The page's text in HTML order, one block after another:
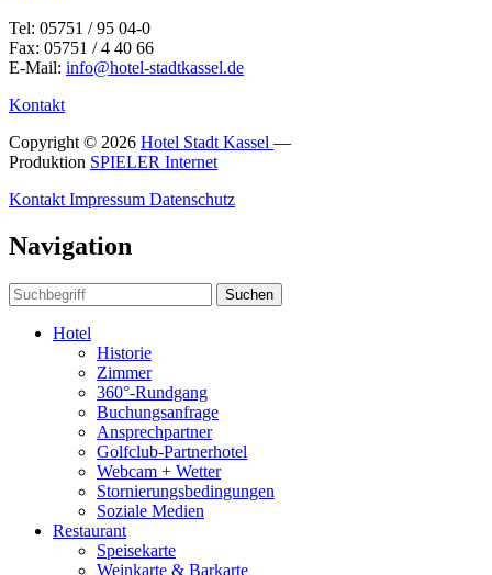
Tel: 05751 / 95 04-0
Fax: 05751 / 4 40 66
E-Mail: info@hotel-stadtkassel.de
Kontakt
Copyright © 2026 Hotel Stadt Kassel —
Produktion SPIELER Internet
KontaktImpressum Datenschutz
Navigation
Suchen
Hotel
Historie
Zimmer
360°-Rundgang
Buchungsanfrage
Ansprechpartner
Golfclub-Partnerhotel
Webcam + Wetter
Stornierungsbedingungen
Soziale Medien
Restaurant
Speisekarte
Weinkarte & Barkarte